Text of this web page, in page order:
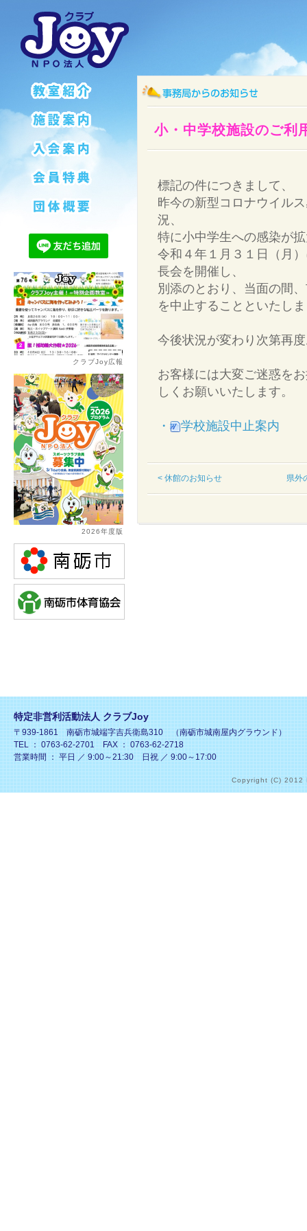
小・中学校施設のご利
標記の件につきまして、
昨今の新型コロナウイル
況、
特に小中学生への感染が
令和４年１月３１日（月
長会を開催し、
別添のとおり、当面の間
を中止することといたし
今後状況が変わり次第再
お客様には大変ご迷惑を
しくお願いいたします。
・ 学校施設中止案内
< 休館のお知らせ 県外
クラブJoy広報
2026年度版
特定非営利活動法人 クラブJoy
〒939-1861 南砺市城端字吉兵衛島310 （南砺市城南屋内グラウンド）
TEL ： 0763-62-2701 FAX ： 0763-62-2718
営業時間 ： 平日 ／ 9:00～21:30 日祝 ／ 9:00～17:00
Copyright (C) 2012